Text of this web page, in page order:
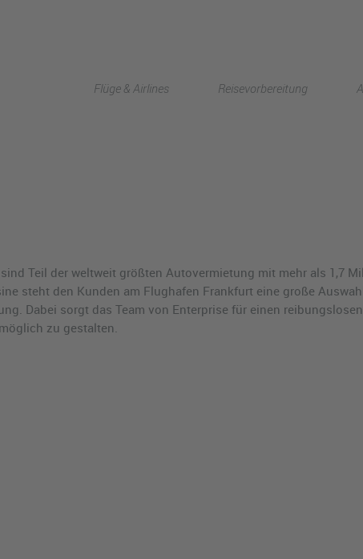
Flüge & Airlines Reisevorbereitung
Teil der weltweit größten Autovermietung mit mehr als 1,7
steht den Kunden am Flughafen Frankfurt eine große
Dabei sorgt das Team von Enterprise für einen
zu gestalten.